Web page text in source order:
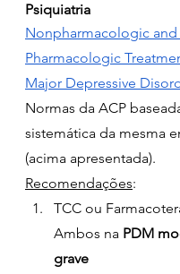
Psiquiatria
Nonpharmacologic and
Pharmacologic
Major Depressive
Normas da ACP
sistemática da mesma
(acima apresentada).
Recomendações:
TCC ou
Ambos na PDM
grave